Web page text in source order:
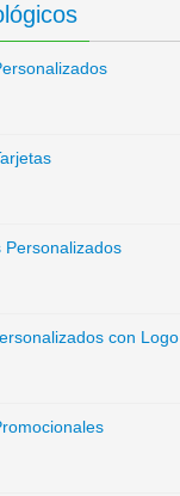
Personalizados
con Logo